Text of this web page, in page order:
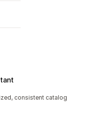
consistent catalog